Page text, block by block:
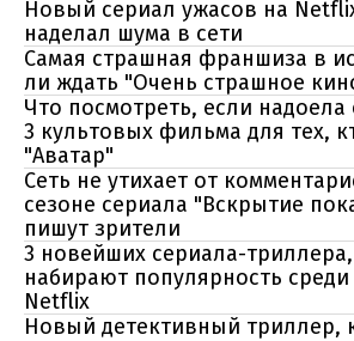
Новый сериал ужасов на
наделал шума в сети
Самая страшная франшиза в
ли ждать "Очень страшное
Что посмотреть, если
3 культовых фильма для тех,
"Аватар"
Сеть не утихает от
сезоне сериала "Вскрытие
пишут зрители
3 новейших сериала-
набирают популярность
Netflix
Новый детективный триллер,